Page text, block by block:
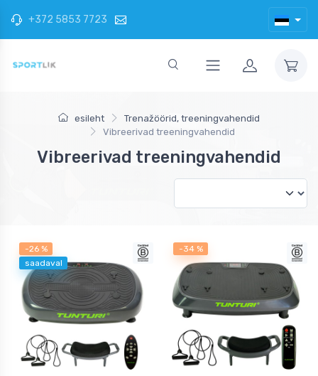
+372 5853 7723
esileht
Trenažöörid, treeningvahendid
Vibreerivad treeningvahendid
Vibreerivad treeningvahendid
-26 %
saadaval
-34 %